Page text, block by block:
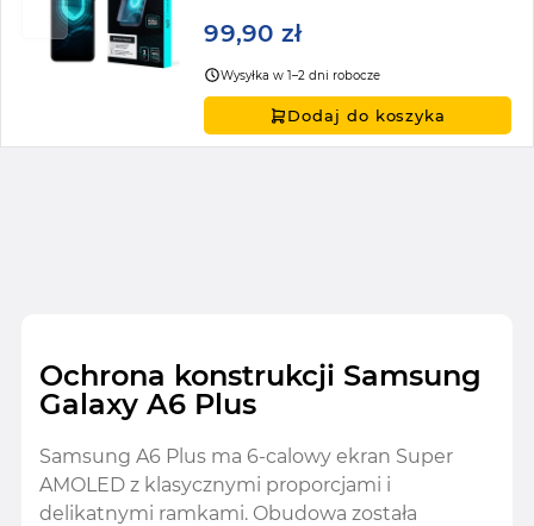
99,90 zł
Wysyłka w 1–2 dni robocze
Dodaj do koszyka
Ochrona konstrukcji Samsung
Galaxy A6 Plus
Samsung A6 Plus ma 6-calowy ekran Super
AMOLED z klasycznymi proporcjami i
delikatnymi ramkami. Obudowa została